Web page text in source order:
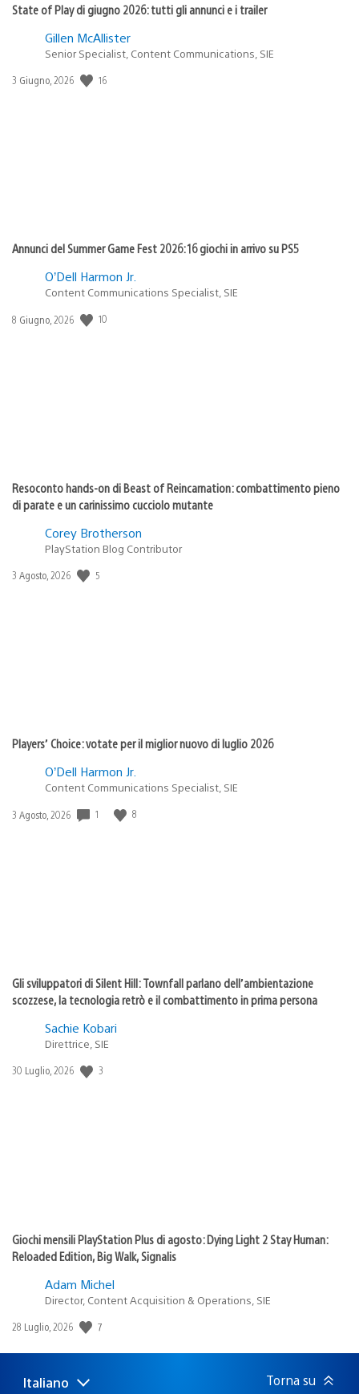
State of Play di giugno 2026: tutti gli annunci e i trailer
Gillen McAllister
Senior Specialist, Content Communications, SIE
Data
3 Giugno, 2026 16
Annunci del Summer Game Fest 2026: 16 giochi in arrivo su PS5
O’Dell Harmon Jr.
Content Communications Specialist, SIE
Data
8 Giugno, 2026 10
Resoconto hands-on di Beast of Reincarnation: combattimento pieno
di parate e un carinissimo cucciolo mutante
Corey Brotherson
PlayStation Blog Contributor
Data
3 Agosto, 2026 5
Players’ Choice: votate per il miglior nuovo di luglio 2026
O’Dell Harmon Jr.
Content Communications Specialist, SIE
Data
3 Agosto, 2026 1 8
Gli sviluppatori di Silent Hill: Townfall parlano dell’ambientazione
scozzese, la tecnologia retrò e il combattimento in prima persona
Sachie Kobari
Direttrice, SIE
Data
30 Luglio, 2026 3
Giochi mensili PlayStation Plus di agosto: Dying Light 2 Stay Human:
Reloaded Edition, Big Walk, Signalis
Adam Michel
Director, Content Acquisition & Operations, SIE
Data
pubblicazione:
28 Luglio, 2026 7
Seleziona
Regione
Italiano Torna su